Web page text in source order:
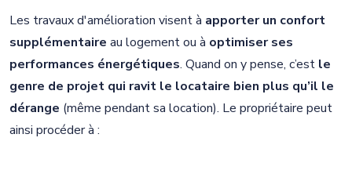
Les travaux d'amélioration visent à apporter un confort
supplémentaire au logement ou à optimiser ses
performances énergétiques. Quand on y pense, c’est le
genre de projet qui ravit le locataire bien plus qu’il le
dérange (même pendant sa location). Le propriétaire peut
ainsi procéder à :